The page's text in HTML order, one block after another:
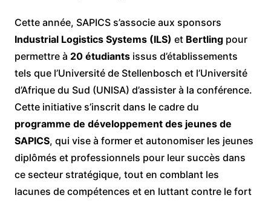
Cette année, SAPICS s’associe aux sponsors
Industrial Logistics Systems (ILS) et Bertlingpour
permettre à 20 étudiantsissus d’établissements
tels que l’Université de Stellenbosch et l’Université
d’Afrique du Sud (UNISA) d’assister à la conférence.
Cette initiative s’inscrit dans le cadre du
programme de développement des jeunes de
SAPICS, qui vise à former et autonomiser les jeunes
diplômés et professionnels pour leur succès dans
ce secteur stratégique, tout en comblant les
lacunes de compétences et en luttant contre le fort